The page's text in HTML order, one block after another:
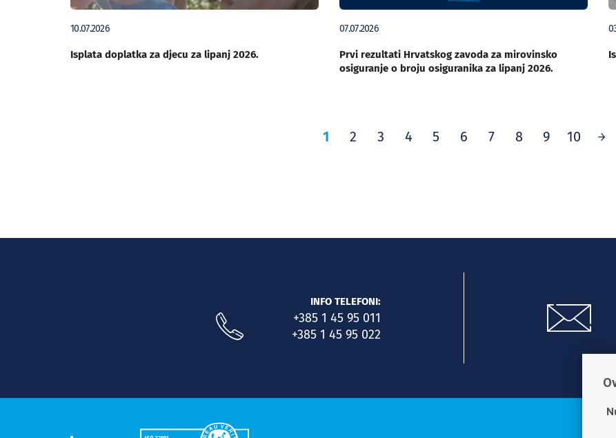
10.07.2026
Isplata doplatka za djecu za lipanj 2026.
07.07.2026
Prvi rezultati Hrvatskog zavoda za mirovinsko
osiguranje o broju osiguranika za lipanj 2026.
1 2 3 4 5 6 7 8 9 10
INFO TELEFONI:
+385 1 45 95 011
+385 1 45 95 022